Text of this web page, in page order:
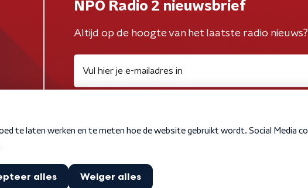
NPO Radio 2 nieuwsbrief
Altijd op de hoogte van het laatste radio nieuws?